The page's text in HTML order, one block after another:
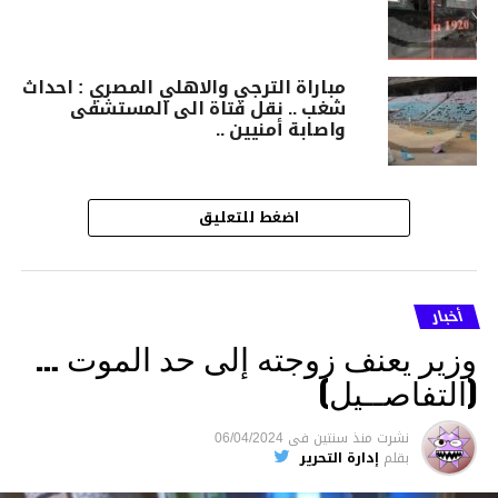
مباراة الترجي والاهلي المصري : احداث
شغب .. نقل فتاة الى المستشفى
واصابة أمنيين ..
اضغط للتعليق
أخبار
وزير يعنف زوجته إلى حد الموت …
(التفاصــيل)
نشرت منذ سنتين فى 06/04/2024
بقلم إدارة التحرير